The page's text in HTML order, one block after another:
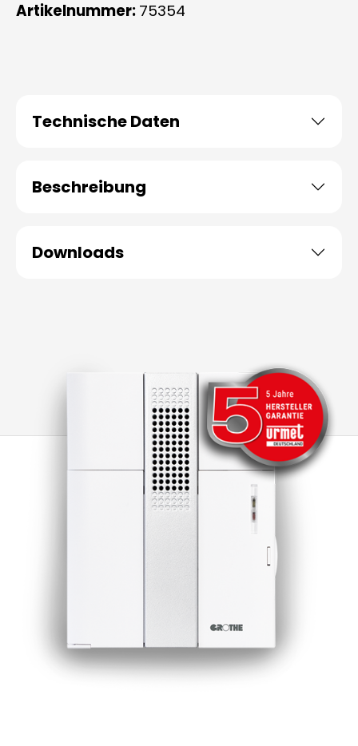
Artikelnummer: 75354
Technische Daten
Beschreibung
Downloads